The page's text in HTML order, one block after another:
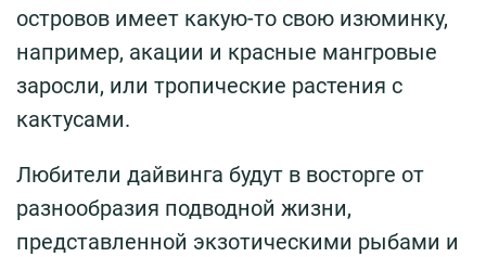
островов имеет какую-то свою изюминку,
например, акации и красные мангровые
заросли, или тропические растения с
кактусами.
Любители дайвинга будут в восторге от
разнообразия подводной жизни,
представленной экзотическими рыбами и